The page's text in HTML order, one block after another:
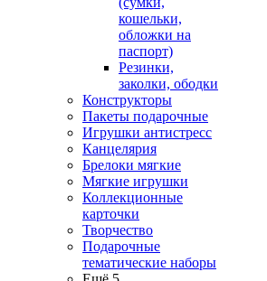
кошельки,
обложки на
паспорт)
Резинки,
заколки, ободки
Конструкторы
Пакеты подарочные
Игрушки антистресс
Канцелярия
Брелоки мягкие
Мягкие игрушки
Коллекционные
карточки
Творчество
Подарочные
тематические наборы